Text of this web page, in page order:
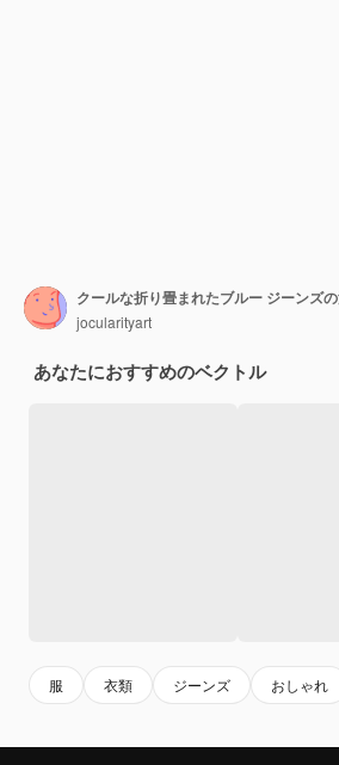
クールな折り畳まれたブルー ジーンズ
jocularityart
あなたにおすすめのベクトル
服 衣類 ジーンズ おしゃれ